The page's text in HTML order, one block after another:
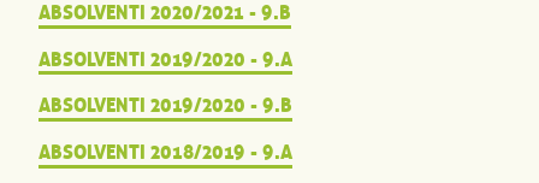
ABSOLVENTI 2020/2021 - 9.B
ABSOLVENTI 2019/2020 - 9.A
ABSOLVENTI 2019/2020 - 9.B
ABSOLVENTI 2018/2019 - 9.A